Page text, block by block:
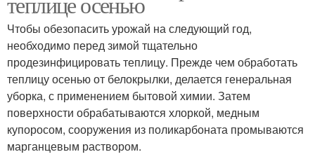
Чтобы обезопасить урожай на следующий год,
необходимо перед зимой тщательно
продезинфицировать теплицу. Прежде чем обработать
теплицу осенью от белокрылки, делается генеральная
уборка, с применением бытовой химии. Затем
поверхности обрабатываются хлоркой, медным
купоросом, сооружения из поликарбоната промываются
марганцевым раствором.